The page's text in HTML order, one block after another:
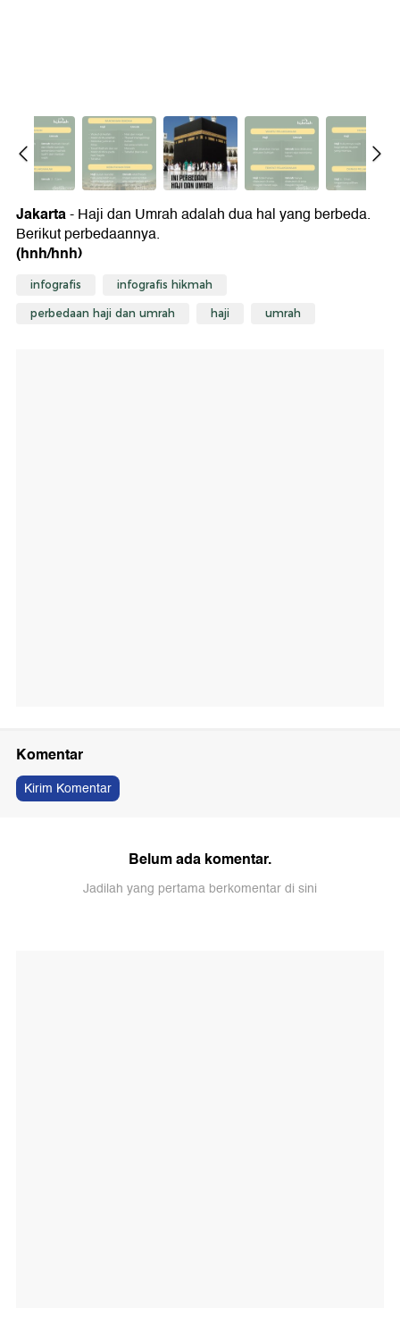
Jakarta- Haji dan Umrah adalah dua hal yang berbeda.
Berikut perbedaannya.
(hnh/hnh)
infografis infografis hikmah
perbedaan haji dan umrah haji umrah
Komentar
Kirim Komentar
Belum ada komentar.
Jadilah yang pertama berkomentar di sini